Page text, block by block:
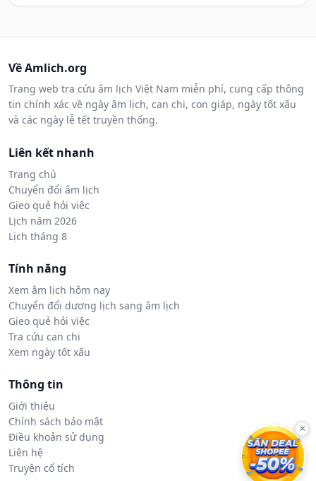
Về Amlich.org
Trang web tra cứu âm lịch Việt Nam miễn phí, cung cấp thông
tin chính xác về ngày âm lịch, can chi, con giáp, ngày tốt xấu
và các ngày lễ tết truyền thống.
Liên kết nhanh
Trang chủ
Chuyển đổi âm lịch
Gieo quẻ hỏi việc
Lịch năm 2026
Lịch tháng 8
Tính năng
Xem âm lịch hôm nay
Chuyển đổi dương lịch sang âm lịch
Gieo quẻ hỏi việc
Tra cứu can chi
Xem ngày tốt xấu
Thông tin
Giới thiệu
Chính sách bảo mật
Điều khoản sử dụng
Liên hệ
Truyện cổ tích
×